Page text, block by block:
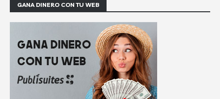
GANA DINERO CON TU WEB